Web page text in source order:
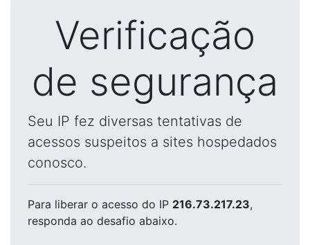
Verificação
de segurança
Seu IP fez diversas tentativas de
acessos suspeitos a sites hospedados
conosco.
Para liberar o acesso do IP 216.73.217.23,
responda ao desafio abaixo.